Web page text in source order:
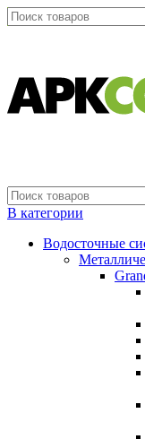
В категории
Водосточные